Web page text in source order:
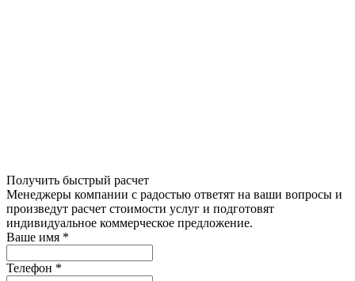
Получить быстрый расчет
Менеджеры компании с радостью ответят на ваши вопросы и
произведут расчет стоимости услуг и подготовят
индивидуальное коммерческое предложение.
Ваше имя *
Телефон *